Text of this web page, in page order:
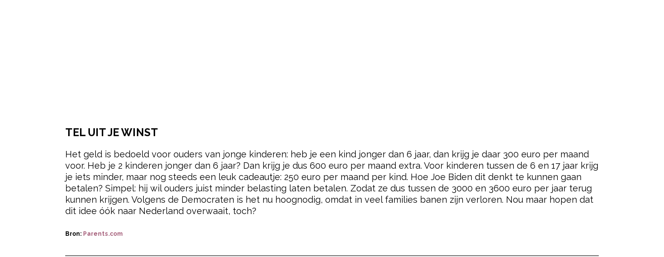
TEL UIT JE WINST
Het geld is bedoeld voor ouders van jonge kinderen: heb je een kind jonger dan 6 jaar, dan krijg je daar 300 euro per maand
voor. Heb je 2 kinderen jonger dan 6 jaar? Dan krijg je dus 600 euro per maand extra. Voor kinderen tussen de 6 en 17 jaar krijg
je iets minder, maar nog steeds een leuk cadeautje: 250 euro per maand per kind. Hoe Joe Biden dit denkt te kunnen gaan
betalen? Simpel: hij wil ouders juist minder belasting laten betalen. Zodat ze dus tussen de 3000 en 3600 euro per jaar terug
kunnen krijgen. Volgens de Democraten is het nu hoognodig, omdat in veel families banen zijn verloren. Nou maar hopen dat
dit idee óók naar Nederland overwaait, toch?
Bron: Parents.com